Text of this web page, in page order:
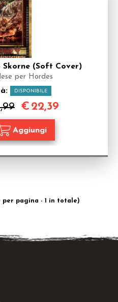
Skorne (Soft Cover)
per Hordes
DISPONIBILE
€ 22,39
pagina - 1 in totale)